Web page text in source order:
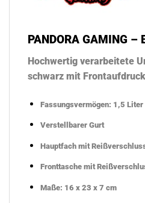
PANDORA GAMING –
Hochwertig verarbeitete
schwarz mit Frontaufdruck
Fassungsvermögen: 1,5 Liter
Verstellbarer Gurt
Hauptfach mit
Fronttasche mit
Maße: 16 x 23 x 7 cm